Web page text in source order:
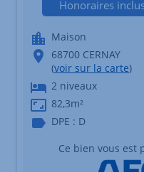
Honoraires
Maison
68700 CERNAY
(voir sur la carte)
2 niveaux
82,3m²
DPE : D
Ce bien vous est